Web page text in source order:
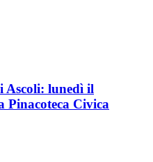
Ascoli: lunedì il
Pinacoteca Civica